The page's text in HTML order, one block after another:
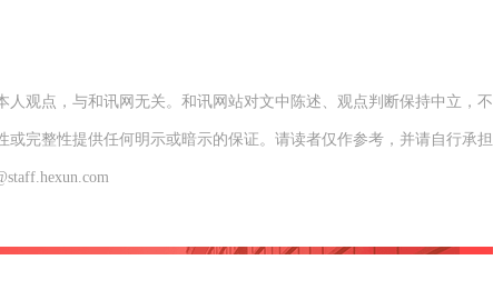
人观点，与和讯网无关。和讯网站对文中陈述、观点判断保持中立，不
或完整性提供任何明示或暗示的保证。请读者仅作参考，并请自行承担